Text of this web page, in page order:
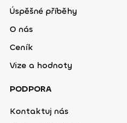
Úspěšné příběhy
O nás
Ceník
Vize a hodnoty
PODPORA
Kontaktuj nás